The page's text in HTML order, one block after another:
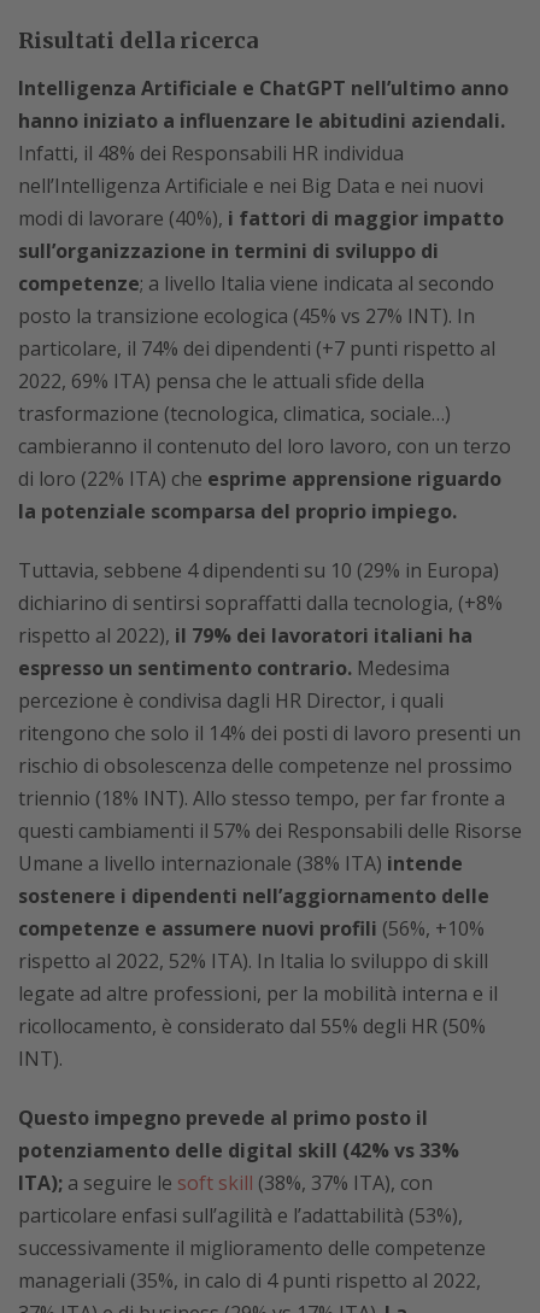
Risultati della ricerca
Intelligenza Artificiale e ChatGPT nell’ultimo anno
hanno iniziato a influenzare le abitudini aziendali.
Infatti, il 48% dei Responsabili HR individua
nell’Intelligenza Artificiale e nei Big Data e nei nuovi
modi di lavorare (40%), i fattori di maggior impatto
sull’organizzazione in termini di sviluppo di
competenze; a livello Italia viene indicata al secondo
posto la transizione ecologica (45% vs 27% INT). In
particolare, il 74% dei dipendenti (+7 punti rispetto al
2022, 69% ITA) pensa che le attuali sfide della
trasformazione (tecnologica, climatica, sociale…)
cambieranno il contenuto del loro lavoro, con un terzo
di loro (22% ITA) che esprime apprensione riguardo
la potenziale scomparsa del proprio impiego.
Tuttavia, sebbene 4 dipendenti su 10 (29% in Europa)
dichiarino di sentirsi sopraffatti dalla tecnologia, (+8%
rispetto al 2022), il 79% dei lavoratori italiani ha
espresso un sentimento contrario. Medesima
percezione è condivisa dagli HR Director, i quali
ritengono che solo il 14% dei posti di lavoro presenti un
rischio di obsolescenza delle competenze nel prossimo
triennio (18% INT). Allo stesso tempo, per far fronte a
questi cambiamenti il 57% dei Responsabili delle Risorse
Umane a livello internazionale (38% ITA) intende
sostenere i dipendenti nell’aggiornamento delle
competenze e assumere nuovi profili (56%, +10%
rispetto al 2022, 52% ITA). In Italia lo sviluppo di skill
legate ad altre professioni, per la mobilità interna e il
ricollocamento, è considerato dal 55% degli HR (50%
INT).
Questo impegno prevede al primo posto il
potenziamento delle digital skill (42% vs 33%
ITA); a seguire le soft skill (38%, 37% ITA), con
particolare enfasi sull’agilità e l’adattabilità (53%),
successivamente il miglioramento delle competenze
manageriali (35%, in calo di 4 punti rispetto al 2022,